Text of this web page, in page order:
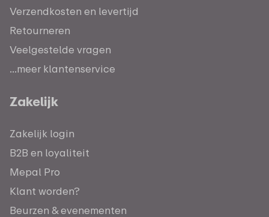
Verzendkosten en levertijd
Retourneren
Veelgestelde vragen
...meer klantenservice
Zakelijk
Zakelijk login
B2B en loyaliteit
Mepal Pro
Klant worden?
Beurzen & evenementen